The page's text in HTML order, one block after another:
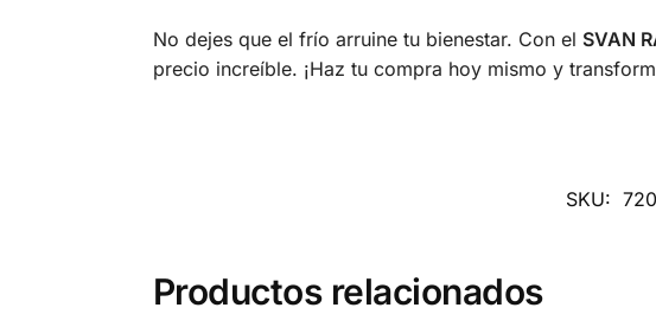
No dejes que el frío arruine tu bienestar. Con el SVAN
precio increíble. ¡Haz tu compra hoy mismo y
SKU:
Productos relacionados